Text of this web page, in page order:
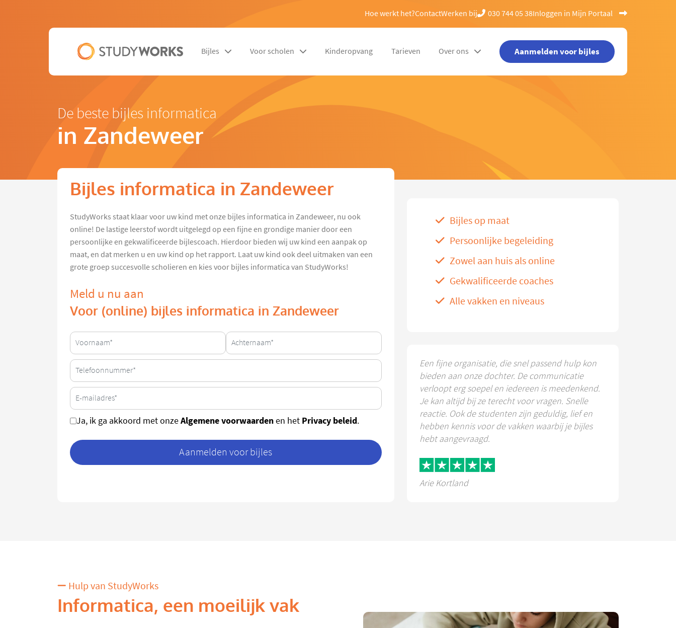
Hoe werkt het?ContactWerken bij 030 744 05 38Inloggen in Mijn Portaal
Bijles Voor scholen Kinderopvang Tarieven Over ons Aanmelden voor bijles
De beste bijles informatica
in Zandeweer
Bijles informatica in Zandeweer
StudyWorks staat klaar voor uw kind met onze bijles informatica in Zandeweer, nu ook
online! De lastige leerstof wordt uitgelegd op een fijne en grondige manier door een
persoonlijke en gekwalificeerde bijlescoach. Hierdoor bieden wij uw kind een aanpak op
maat, en dat merken u en uw kind op het rapport. Laat uw kind ook deel uitmaken van een
grote groep succesvolle scholieren en kies voor bijles informatica van StudyWorks!
Meld u nu aan
Voor (online) bijles informatica in Zandeweer
Ja, ik ga akkoord met onzeAlgemene voorwaardenen het Privacy beleid.
Aanmelden voor bijles
Bijles op maat
Persoonlijke begeleiding
Zowel aan huis als online
Gekwalificeerde coaches
Alle vakken en niveaus
Een fijne organisatie, die snel passend hulp kon
bieden aan onze dochter. De communicatie
verloopt erg soepel en iedereen is meedenkend.
Je kan altijd bij ze terecht voor vragen. Snelle
reactie. Ook de studenten zijn geduldig, lief en
hebben kennis voor de vakken waarbij je bijles
hebt aangevraagd.
Arie Kortland
Hulp van StudyWorks
Informatica, een moeilijk vak